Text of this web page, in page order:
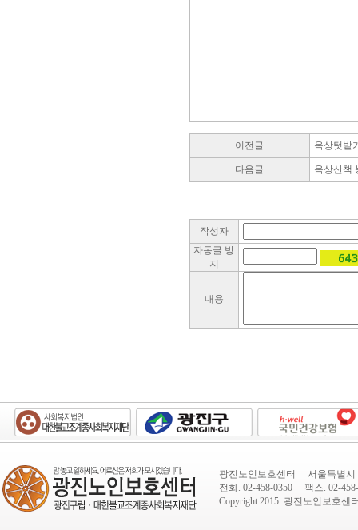
이전글 옥상텃밭
다음글 옥상산책
작성자
자동글 방
지
내용
광진노인보호센터 서울특별시
전화. 02-458-0350 팩스. 02-
Copyright 2015. 광진노인보호센